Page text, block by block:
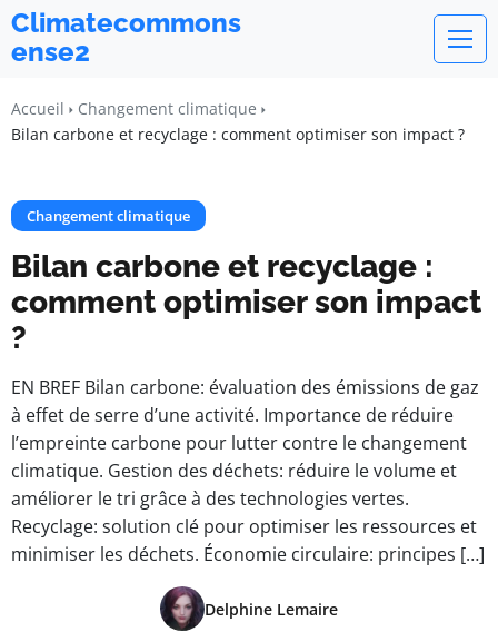
Climatecommons
ense2
Accueil
Changement climatique
Bilan carbone et recyclage : comment optimiser son impact ?
Changement climatique
Bilan carbone et recyclage :
comment optimiser son impact
?
EN BREF Bilan carbone: évaluation des émissions de gaz
à effet de serre d’une activité. Importance de réduire
l’empreinte carbone pour lutter contre le changement
climatique. Gestion des déchets: réduire le volume et
améliorer le tri grâce à des technologies vertes.
Recyclage: solution clé pour optimiser les ressources et
minimiser les déchets. Économie circulaire: principes […]
Delphine Lemaire